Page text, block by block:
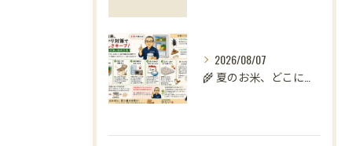
2026/08/07
🌾 夏のお米、どこに置いていますか？